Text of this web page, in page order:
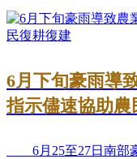
6月下旬豪雨導
指示儘速協助農
6月25至27日南部